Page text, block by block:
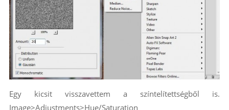
Egy kicsit visszavettem a színtelítettségből is.
Image>Adjustments>Hue/Saturation